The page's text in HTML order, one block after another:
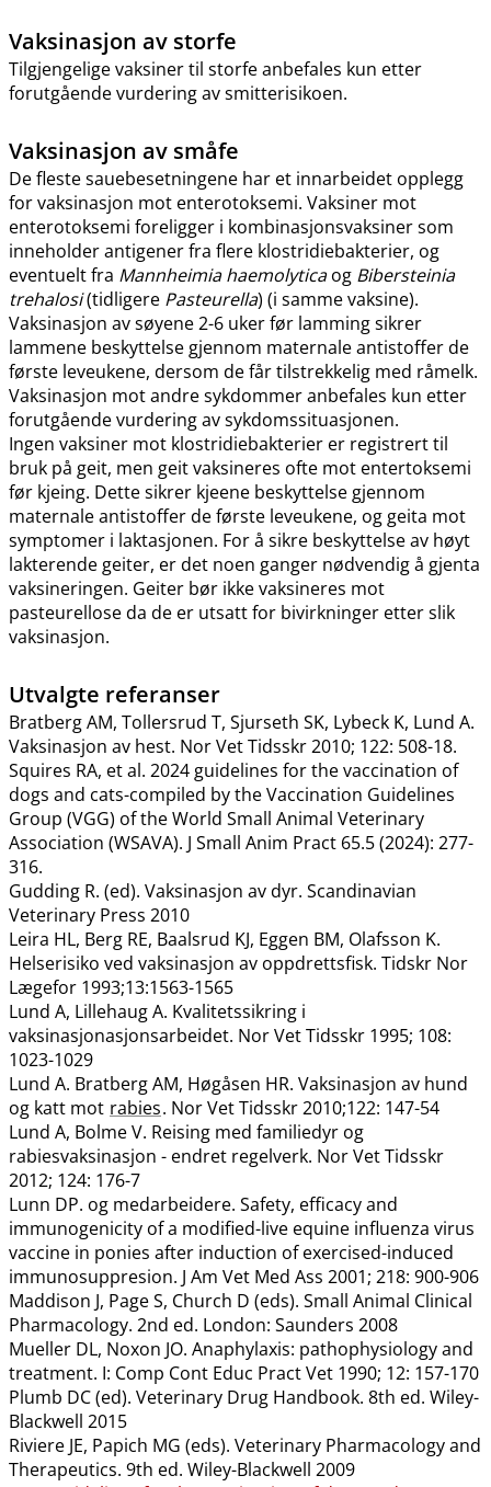
Vaksinasjon av storfe
Tilgjengelige vaksiner til storfe anbefales kun etter
forutgående vurdering av smitterisikoen.
Vaksinasjon av småfe
De fleste sauebesetningene har et innarbeidet opplegg
for vaksinasjon mot enterotoksemi. Vaksiner mot
enterotoksemi foreligger i kombinasjonsvaksiner som
inneholder antigener fra flere klostridiebakterier, og
eventuelt fra Mannheimia haemolyticaog Bibersteinia
trehalosi(tidligere Pasteurella) (i samme vaksine).
Vaksinasjon av søyene 2-6 uker før lamming sikrer
lammene beskyttelse gjennom maternale antistoffer de
første leveukene, dersom de får tilstrekkelig med råmelk.
Vaksinasjon mot andre sykdommer anbefales kun etter
forutgående vurdering av sykdomssituasjonen.
Ingen vaksiner mot klostridiebakterier er registrert til
bruk på geit, men geit vaksineres ofte mot entertoksemi
før kjeing. Dette sikrer kjeene beskyttelse gjennom
maternale antistoffer de første leveukene, og geita mot
symptomer i laktasjonen. For å sikre beskyttelse av høyt
lakterende geiter, er det noen ganger nødvendig å gjenta
vaksineringen. Geiter bør ikke vaksineres mot
pasteurellose da de er utsatt for bivirkninger etter slik
vaksinasjon.
Utvalgte referanser
Bratberg AM, Tollersrud T, Sjurseth SK, Lybeck K, Lund A.
Vaksinasjon av hest. Nor Vet Tidsskr 2010; 122: 508-18.
Squires RA, et al. 2024 guidelines for the vaccination of
dogs and cats-compiled by the Vaccination Guidelines
Group (VGG) of the World Small Animal Veterinary
Association (WSAVA). J Small Anim Pract 65.5 (2024): 277-
316.
Gudding R. (ed). Vaksinasjon av dyr. Scandinavian
Veterinary Press 2010
Leira HL, Berg RE, Baalsrud KJ, Eggen BM, Olafsson K.
Helserisiko ved vaksinasjon av oppdrettsfisk. Tidskr Nor
Lægefor 1993;13:1563-1565
Lund A, Lillehaug A. Kvalitetssikring i
vaksinasjonasjonsarbeidet. Nor Vet Tidsskr 1995; 108:
1023-1029
Lund A. Bratberg AM, Høgåsen HR. Vaksinasjon av hund
og katt mot rabies. Nor Vet Tidsskr 2010;122: 147-54
Lund A, Bolme V. Reising med familiedyr og
rabiesvaksinasjon - endret regelverk. Nor Vet Tidsskr
2012; 124: 176-7
Lunn DP. og medarbeidere. Safety, efficacy and
immunogenicity of a modified-live equine influenza virus
vaccine in ponies after induction of exercised-induced
immunosuppresion. J Am Vet Med Ass 2001; 218: 900-906
Maddison J, Page S, Church D (eds). Small Animal Clinical
Pharmacology. 2nd ed. London: Saunders 2008
Mueller DL, Noxon JO. Anaphylaxis: pathophysiology and
treatment. I: Comp Cont Educ Pract Vet 1990; 12: 157-170
Plumb DC (ed). Veterinary Drug Handbook. 8th ed. Wiley-
Blackwell 2015
Riviere JE, Papich MG (eds). Veterinary Pharmacology and
Therapeutics. 9th ed. Wiley-Blackwell 2009